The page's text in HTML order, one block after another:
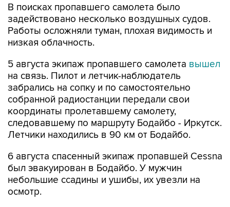
В поисках пропавшего самолета было
задействовано несколько воздушных судов.
Работы осложняли туман, плохая видимость и
низкая облачность.
5 августа экипаж пропавшего самолета вышел
на связь. Пилот и летчик-наблюдатель
забрались на сопку и по самостоятельно
собранной радиостанции передали свои
координаты пролетавшему самолету,
следовавшему по маршруту Бодайбо - Иркутск.
Летчики находились в 90 км от Бодайбо.
6 августа спасенный экипаж пропавшей Cessna
был эвакуирован в Бодайбо. У мужчин
небольшие ссадины и ушибы, их увезли на
осмотр.